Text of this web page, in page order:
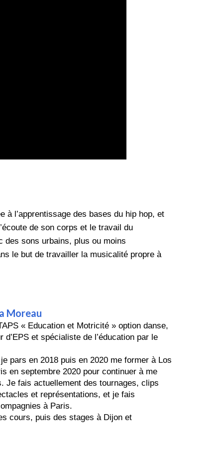
à l’apprentissage des bases du hip hop, et
de son corps et le travail du
des sons urbains, plus ou moins
le but de travailler la musicalité propre à
Moreau
« Education et Motricité » option danse,
et spécialiste de l’éducation par le
pars en 2018 puis en 2020 me former à Los
en septembre 2020 pour continuer à me
Je fais actuellement des tournages, clips
et représentations, et je fais
à Paris.
cours, puis des stages à Dijon et